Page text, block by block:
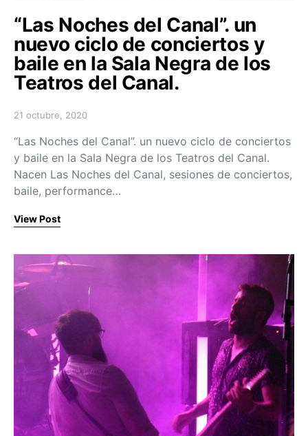
“Las Noches del Canal”. un
nuevo ciclo de conciertos y
baile en la Sala Negra de los
Teatros del Canal.
Posted on
21 octubre, 2020
“Las Noches del Canal”. un nuevo ciclo de conciertos
y baile en la Sala Negra de los Teatros del Canal.
Nacen Las Noches del Canal, sesiones de conciertos,
baile, performance…
View Post